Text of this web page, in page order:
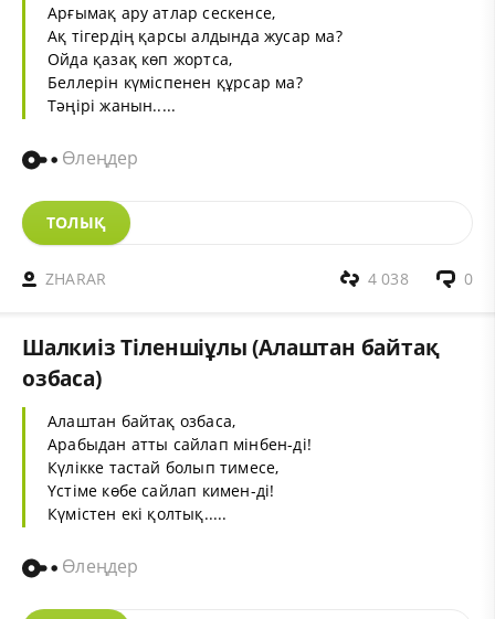
Арғымақ ару атлар сескенсе,
Ақ тігердің қарсы алдында жусар ма?
Ойда қазақ көп жортса,
Беллерін күміспенен құрсар ма?
Тәңірі жанын.....
Өлеңдер
ТОЛЫҚ
ZHARAR 0
4 038
Шалкиіз Тіленшіұлы (Алаштан байтақ
озбаса)
Алаштан байтақ озбаса,
Арабыдан атты сайлап мінбен-ді!
Күлікке тастай болып тимесе,
Үстіме көбе сайлап кимен-ді!
Күмістен екі қолтық.....
Өлеңдер